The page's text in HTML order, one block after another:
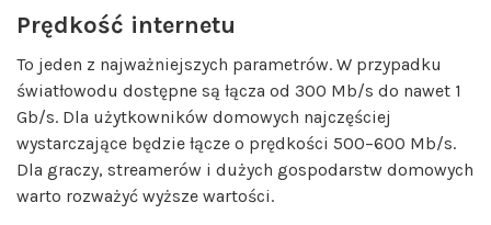
Prędkość internetu
To jeden z najważniejszych parametrów. W przypadku
światłowodu dostępne są łącza od 300 Mb/s do nawet 1
Gb/s. Dla użytkowników domowych najczęściej
wystarczające będzie łącze o prędkości 500–600 Mb/s.
Dla graczy, streamerów i dużych gospodarstw domowych
warto rozważyć wyższe wartości.